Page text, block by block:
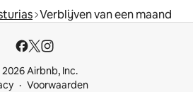
Verblijven van een maand
Airbnb, Inc.
Voorwaarden